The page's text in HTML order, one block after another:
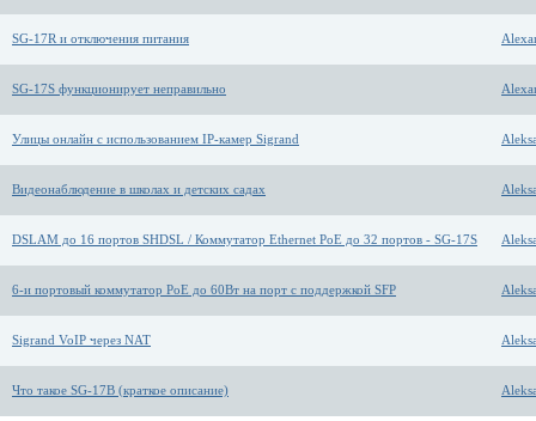
SG-17R и отключения питания
SG-17S функционирует неправильно
Улицы онлайн с использованием IP-камер Sigrand
Видеонаблюдение в школах и детских садах
DSLAM до 16 портов SHDSL / Коммутатор Ethernet PoE до 32 портов - SG-17S
6-и портовый коммутатор PoE до 60Вт на порт с поддержкой SFP
Sigrand VoIP через NAT
Что такое SG-17B (краткое описание)